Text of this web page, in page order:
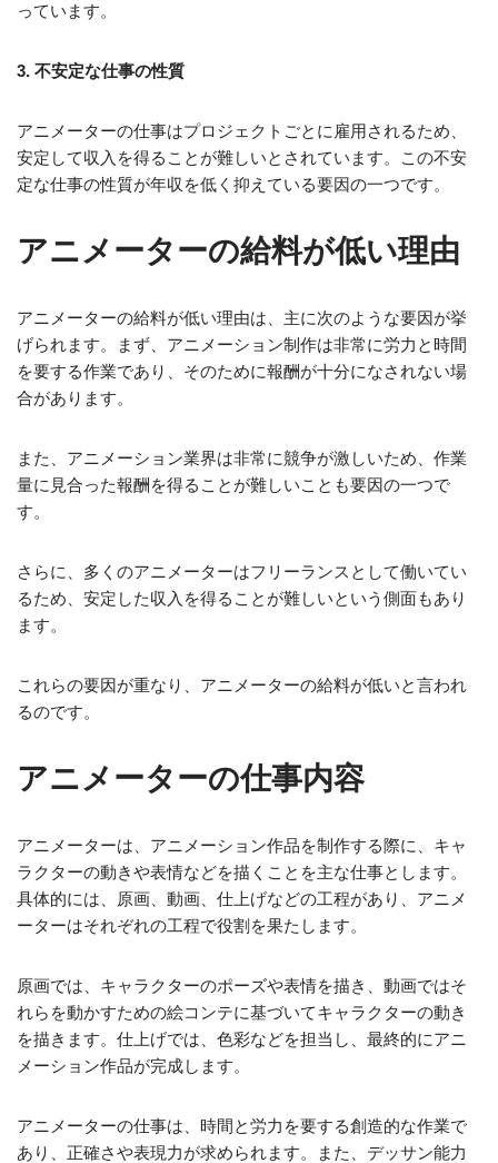
っています。
3. 不安定な仕事の性質
アニメーターの仕事はプロジェクトごとに雇用されるため、
安定して収入を得ることが難しいとされています。この不安
定な仕事の性質が年収を低く抑えている要因の一つです。
アニメーターの給料が低い理由
アニメーターの給料が低い理由は、主に次のような要因が挙
げられます。まず、アニメーション制作は非常に労力と時間
を要する作業であり、そのために報酬が十分になされない場
合があります。
また、アニメーション業界は非常に競争が激しいため、作業
量に見合った報酬を得ることが難しいことも要因の一つで
す。
さらに、多くのアニメーターはフリーランスとして働いてい
るため、安定した収入を得ることが難しいという側面もあり
ます。
これらの要因が重なり、アニメーターの給料が低いと言われ
るのです。
アニメーターの仕事内容
アニメーターは、アニメーション作品を制作する際に、キャ
ラクターの動きや表情などを描くことを主な仕事とします。
具体的には、原画、動画、仕上げなどの工程があり、アニメ
ーターはそれぞれの工程で役割を果たします。
原画では、キャラクターのポーズや表情を描き、動画ではそ
れらを動かすための絵コンテに基づいてキャラクターの動き
を描きます。仕上げでは、色彩などを担当し、最終的にアニ
メーション作品が完成します。
アニメーターの仕事は、時間と労力を要する創造的な作業で
あり、正確さや表現力が求められます。また、デッサン能力